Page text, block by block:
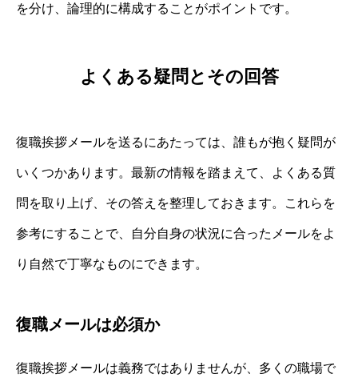
を分け、論理的に構成することがポイントです。
よくある疑問とその回答
復職挨拶メールを送るにあたっては、誰もが抱く疑問が
いくつかあります。最新の情報を踏まえて、よくある質
問を取り上げ、その答えを整理しておきます。これらを
参考にすることで、自分自身の状況に合ったメールをよ
り自然で丁寧なものにできます。
復職メールは必須か
復職挨拶メールは義務ではありませんが、多くの職場で